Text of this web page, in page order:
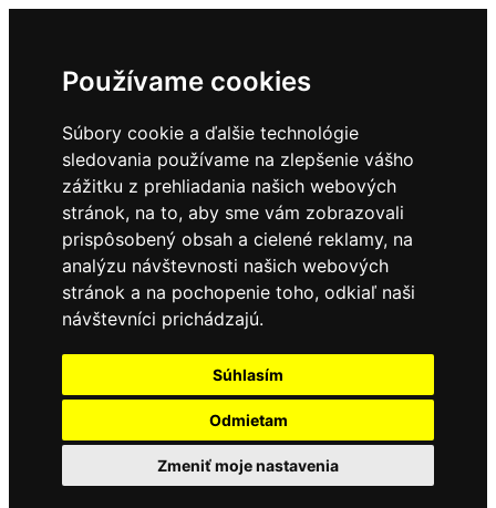
Používame cookies
Súbory cookie a ďalšie technológie
sledovania používame na zlepšenie vášho
zážitku z prehliadania našich webových
stránok, na to, aby sme vám zobrazovali
prispôsobený obsah a cielené reklamy, na
analýzu návštevnosti našich webových
stránok a na pochopenie toho, odkiaľ naši
návštevníci prichádzajú.
Súhlasím
Odmietam
Zmeniť moje nastavenia